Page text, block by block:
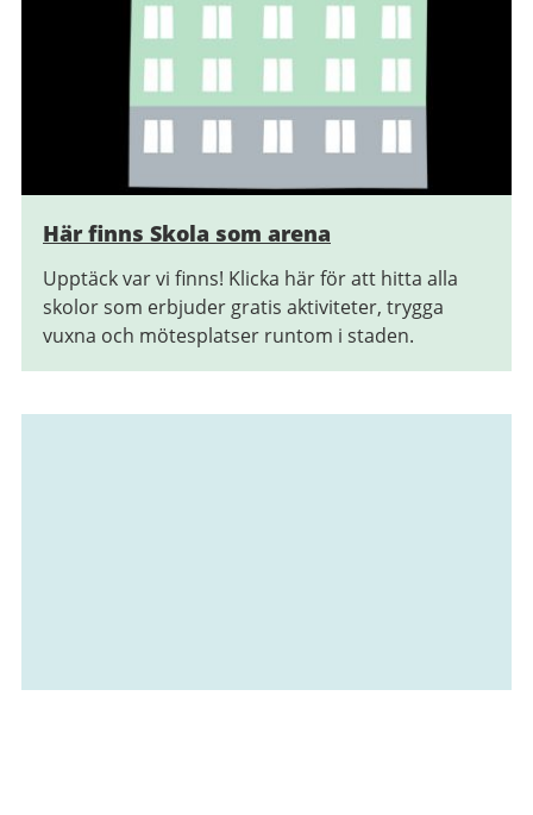
Här finns Skola som arena
Upptäck var vi finns! Klicka här för att hitta alla
skolor som erbjuder gratis aktiviteter, trygga
vuxna och mötesplatser runtom i staden.